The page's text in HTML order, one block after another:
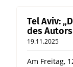
Tel Aviv:
des
19.11.2025
Am Freitag,